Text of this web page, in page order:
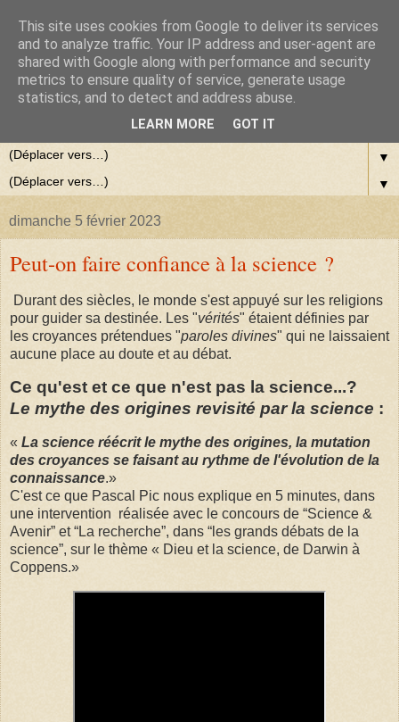
▼
▼
dimanche 5 février 2023
Peut-on faire confiance à la science ?
Durant des siècles, le monde s'est appuyé sur les religions
pour guider sa destinée. Les "vérités" étaient définies par
les croyances prétendues "paroles divines" qui ne laissaient
aucune place au doute et au débat.
Ce qu'est et ce que n'est pas la science...?
Le mythe des origines revisité par la science :
« La science réécrit le mythe des origines, la mutation
des croyances se faisant au rythme de l'évolution de la
connaissance.»
C'est ce que Pascal Pic nous explique en 5 minutes, dans
une intervention réalisée avec le concours de “Science &
Avenir” et “La recherche”, dans “les grands débats de la
science”, sur le thème « Dieu et la science, de Darwin à
Coppens.»
This site uses cookies from Google to deliver its services
and to analyze traffic. Your IP address and user-agent are
shared with Google along with performance and security
metrics to ensure quality of service, generate usage
statistics, and to detect and address abuse.
LEARN MORE GOT IT